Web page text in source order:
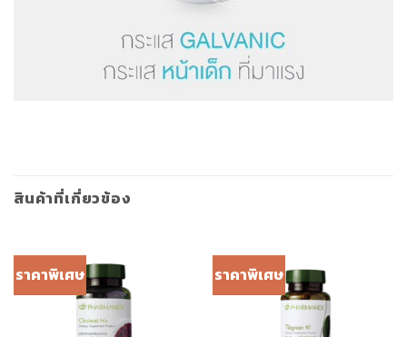
สินค้าที่เกี่ยวข้อง
ราคาพิเศษ ราคาพิเศษ